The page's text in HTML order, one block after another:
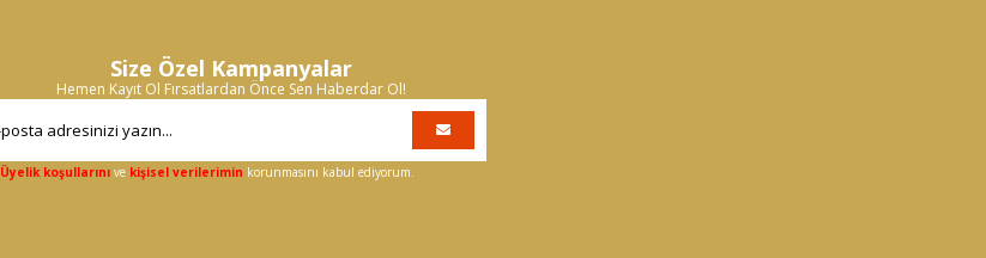
Size Özel Kampanyalar
Hemen Kayıt Ol Fırsatlardan Önce Sen Haberdar Ol!
Üyelik koşullarınıve kişisel verilerimin korunmasını kabul ediyorum.